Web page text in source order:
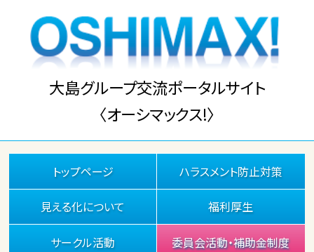
大島グループ交流ポータルサイト
〈オーシマックス!〉
トップページ ハラスメント防止対策
見える化について 福利厚生
サークル活動 委員会活動・補助金制度